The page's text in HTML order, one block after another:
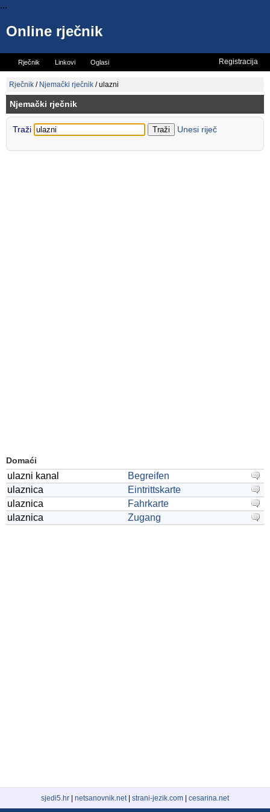
...
Online rječnik
Rječnik Linkovi Oglasi
Vicevi Mini rječnik
Registracija
Rječnik / Njemački rječnik /ulazni
Njemački rječnik
Traži Unesi riječ
Domaći
ulazni kanal
Begreifen
ulaznica
Eintrittskarte
ulaznica
Fahrkarte
ulaznica
Zugang
sjedi5.hr netsanovnik.net| strani-jezik.com cesarina.net